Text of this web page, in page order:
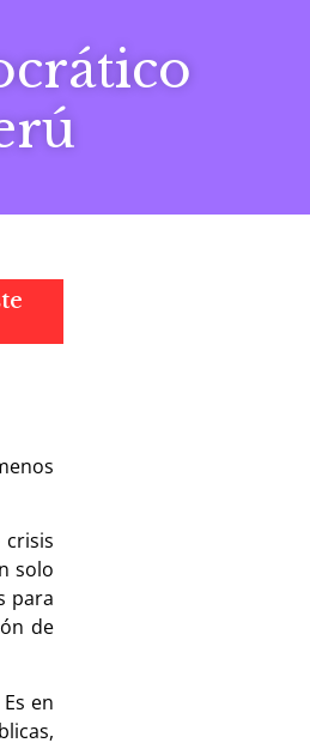
crisis
solo
para
de
en